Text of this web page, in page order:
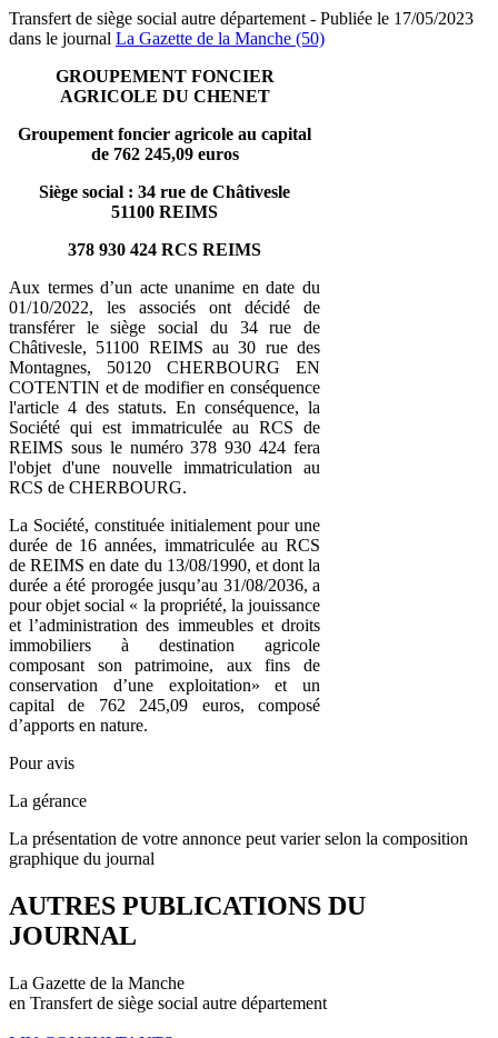
Transfert de siège social autre département - Publiée le 17/05/2023
dans le journal La Gazette de la Manche (50)
GROUPEMENT FONCIER
AGRICOLE DU CHENET
Groupement foncier agricole au capital
de 762 245,09 euros
Siège social : 34 rue de Châtivesle
51100 REIMS
378 930 424 RCS REIMS
Aux termes d’un acte unanime en date du
01/10/2022, les associés ont décidé de
transférer le siège social du 34 rue de
Châtivesle, 51100 REIMS au 30 rue des
Montagnes, 50120 CHERBOURG EN
COTENTIN et de modifier en conséquence
l'article 4 des statuts. En conséquence, la
Société qui est immatriculée au RCS de
REIMS sous le numéro 378 930 424 fera
l'objet d'une nouvelle immatriculation au
RCS de CHERBOURG.
La Société, constituée initialement pour une
durée de 16 années, immatriculée au RCS
de REIMS en date du 13/08/1990, et dont la
durée a été prorogée jusqu’au 31/08/2036, a
pour objet social « la propriété, la jouissance
et l’administration des immeubles et droits
immobiliers à destination agricole
composant son patrimoine, aux fins de
conservation d’une exploitation» et un
capital de 762 245,09 euros, composé
d’apports en nature.
Pour avis
La gérance
La présentation de votre annonce peut varier selon la composition
graphique du journal
AUTRES PUBLICATIONS DU
JOURNAL
La Gazette de la Manche
en Transfert de siège social autre département